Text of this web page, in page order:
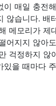
이 매일 충전
않습니다. 배
메모리가 제
어지지 않아
걱정하지 않
있을 때마다